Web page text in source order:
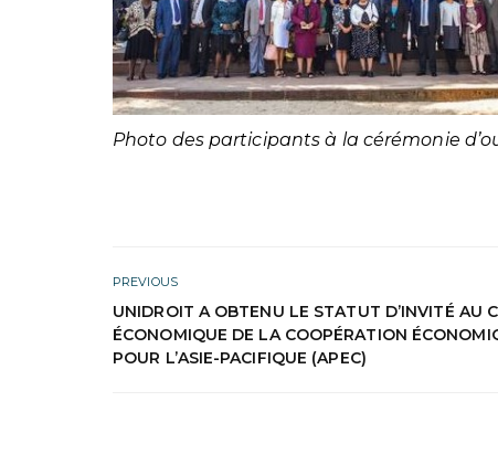
Photo des participants à la cérémonie
PREVIOUS
UNIDROIT A OBTENU LE STATUT D’INVITÉ AU
ÉCONOMIQUE DE LA COOPÉRATION
POUR L’ASIE-PACIFIQUE (APEC)